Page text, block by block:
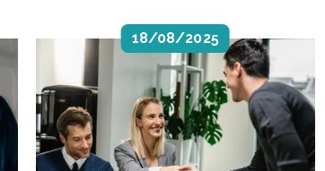
18/08/2025
Choisir son IA en fonction de ses
besoins : guide complet pour ne
plus se tromper
22 mars 2026
Comment rédiger une charte